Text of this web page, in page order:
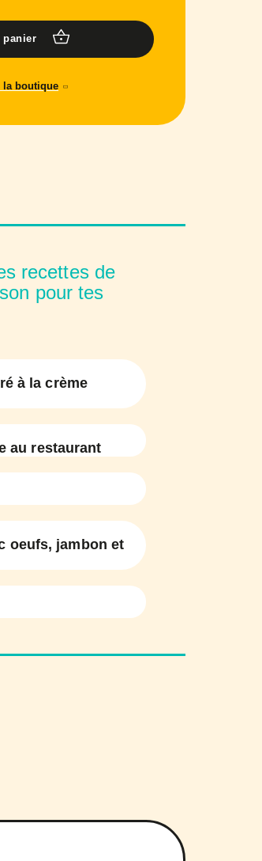
panier
la boutique
recettes de
pour tes
à la crème
au restaurant
oeufs, jambon et